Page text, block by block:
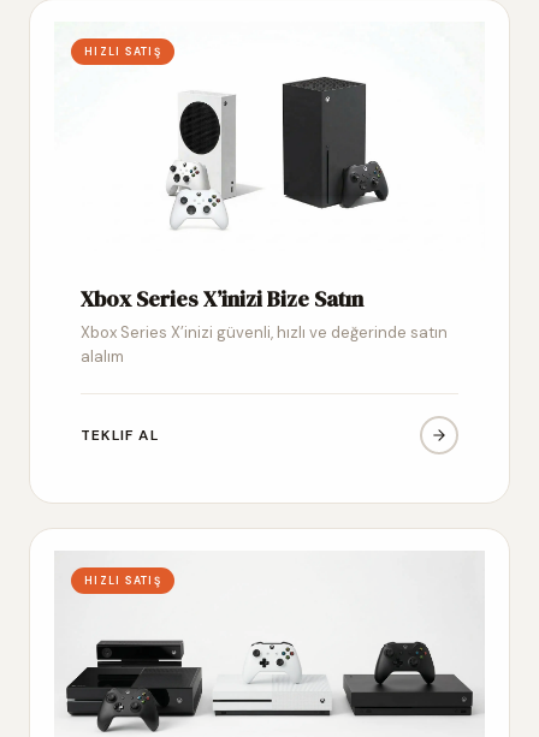
HIZLI SATIŞ
Xbox Series X’inizi Bize Satın
Xbox Series X’inizi güvenli, hızlı ve değerinde satın
alalım
TEKLIF AL
HIZLI SATIŞ